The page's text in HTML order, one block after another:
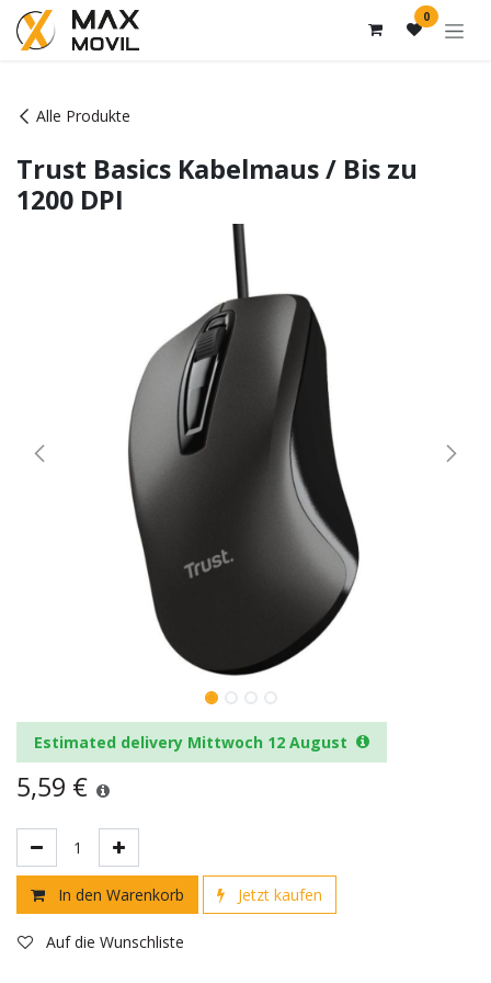
Zum Inhalt springen 0
Alle Produkte
Trust Basics Kabelmaus / Bis zu
1200 DPI
Estimated delivery Mittwoch 12 August
5,59 €
In den Warenkorb Jetzt kaufen
Auf die Wunschliste